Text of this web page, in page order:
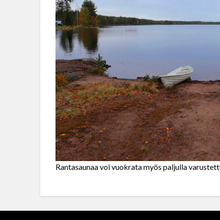
Rantasaunaa voi vuokrata myös paljulla